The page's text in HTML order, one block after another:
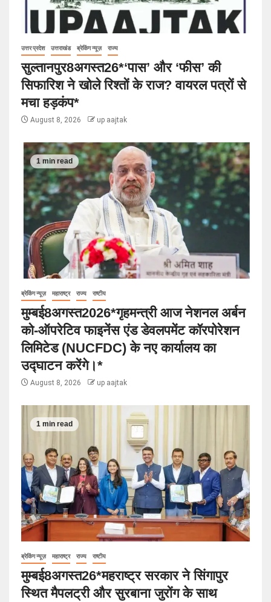
उत्तर प्रदेश उत्तराखंड ब्रेकिंग न्यूज़ राज्य
सुल्तानपुर8अगस्त26*‘पास’ और ‘फीस’ की
सिफारिश ने खोले रिश्तों के राज? वायरल पत्रों से
मचा हड़कंप*
August 8, 2026 up aajtak
1 min read
ब्रेकिंग न्यूज़ महाराष्ट्र राज्य राष्टीय
मुम्बई8अगस्त2026*गृहमन्त्री आज नेशनल अर्बन
को-ऑपरेटिव फाइनेंस एंड डेवलपमेंट कॉरपोरेशन
लिमिटेड (NUCFDC) के नए कार्यालय का
उद्घाटन करेंगे।*
August 8, 2026 up aajtak
1 min read
ब्रेकिंग न्यूज़ महाराष्ट्र राज्य राष्टीय
मुम्बई8अगस्त26*महराष्ट्र सरकार ने सिंगापुर
स्थित मैपलट्री और सुरबाना जुरोंग के साथ